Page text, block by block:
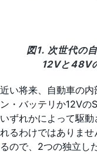
図1. 次世代の
12Vと48V
近い将来、自動車の
ン・バッテリか12Vの
いずれかによって駆
れるわけではありま
るので、2つの独立し